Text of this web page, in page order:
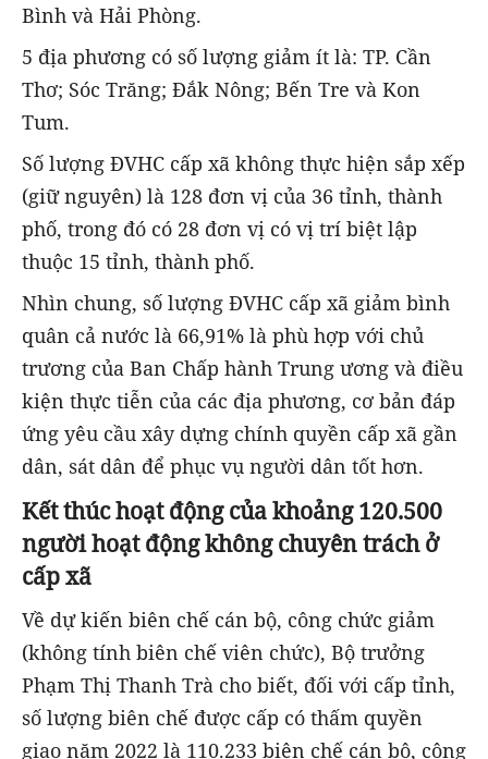
Bình và Hải Phòng.
5 địa phương có số lượng giảm ít là: TP. Cần
Thơ; Sóc Trăng; Đắk Nông; Bến Tre và Kon
Tum.
Số lượng ĐVHC cấp xã không thực hiện sắp xếp
(giữ nguyên) là 128 đơn vị của 36 tỉnh, thành
phố, trong đó có 28 đơn vị có vị trí biệt lập
thuộc 15 tỉnh, thành phố.
Nhìn chung, số lượng ĐVHC cấp xã giảm bình
quân cả nước là 66,91% là phù hợp với chủ
trương của Ban Chấp hành Trung ương và điều
kiện thực tiễn của các địa phương, cơ bản đáp
ứng yêu cầu xây dựng chính quyền cấp xã gần
dân, sát dân để phục vụ người dân tốt hơn.
Kết thúc hoạt động của khoảng 120.500
người hoạt động không chuyên trách ở
cấp xã
Về dự kiến biên chế cán bộ, công chức giảm
(không tính biên chế viên chức), Bộ trưởng
Phạm Thị Thanh Trà cho biết, đối với cấp tỉnh,
số lượng biên chế được cấp có thấm quyền
giao năm 2022 là 110.233 biên chế cán bộ, công